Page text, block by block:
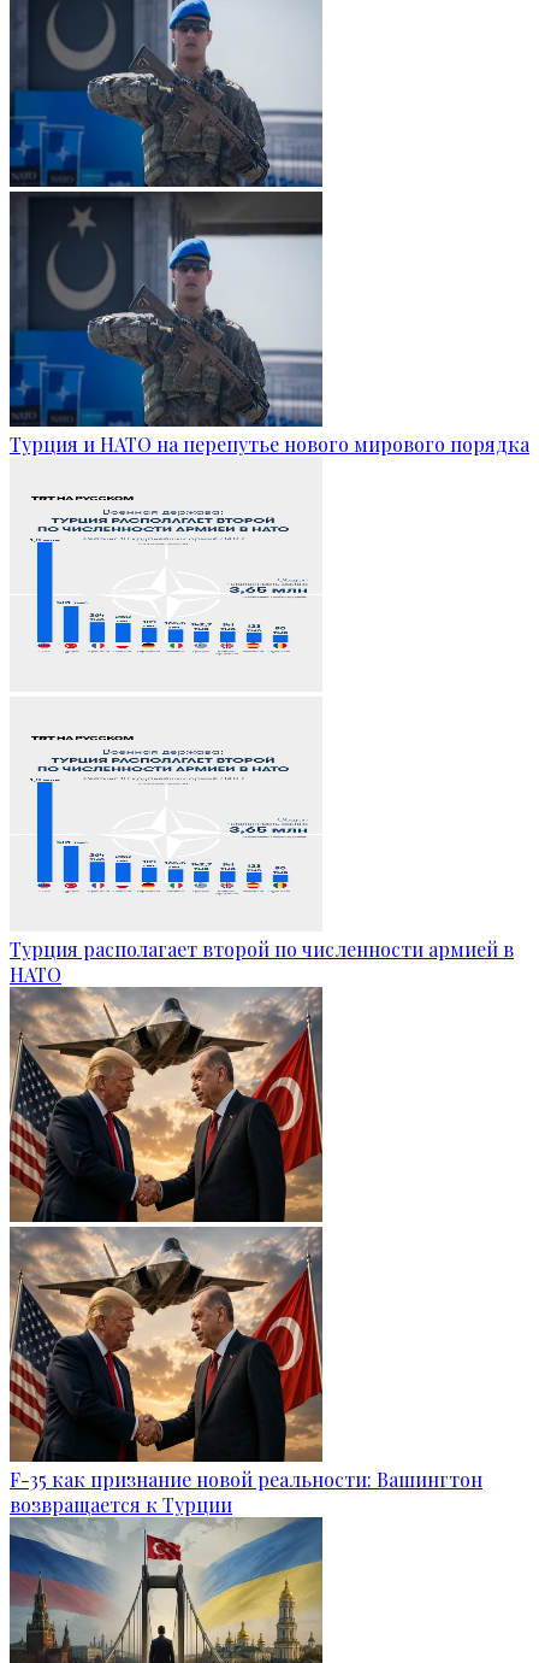
Турция и НАТО на перепутье нового мирового порядка
Турция располагает второй по численности армией в
НАТО
F-35 как признание новой реальности: Вашингтон
возвращается к Турции